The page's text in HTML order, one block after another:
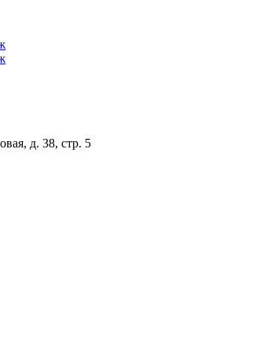
д. 38, стр. 5